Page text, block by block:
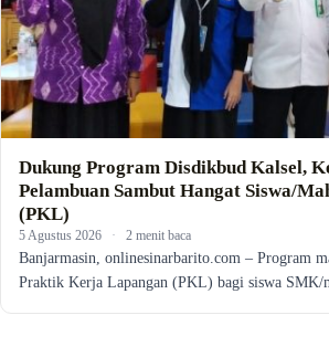
Dukung Program Disdikbud Kalsel,
Pelambuan Sambut Hangat Siswa/
(PKL)
5 Agustus 2026 · 2 menit baca
Banjarmasin, onlinesinarbarito.com – Program
Praktik Kerja Lapangan (PKL) bagi siswa SMK/